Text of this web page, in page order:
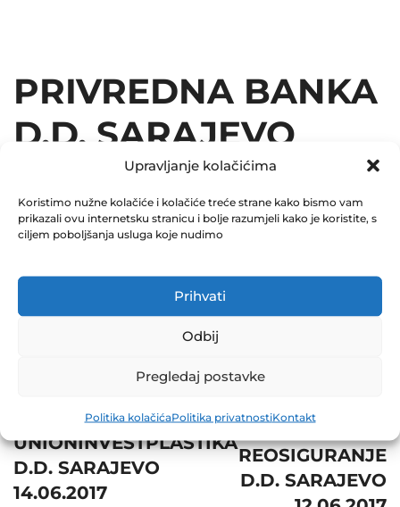
Upravljanje kolačićima
Koristimo nužne kolačiće i kolačiće treće strane kako bismo vam
prikazali ovu internetsku stranicu i bolje razumjeli kako je koristite, s
ciljem poboljšanja usluga koje nudimo
Prihvati
Odbij
Pregledaj postavke
Politika kolačićaPolitika privatnostiKontakt
PRIVREDNA BANKA
D.D. SARAJEVO
12.06.2017
December 31, 2017
0 Comments
Share
navigation
UNIONINVESTPLASTIKA
D.D. SARAJEVO
14.06.2017
REOSIGURANJE
D.D. SARAJEVO